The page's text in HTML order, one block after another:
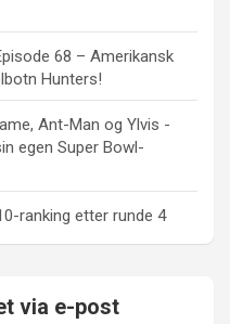
68 – Amerikansk
Hunters!
Ant-Man og Ylvis -
egen Super Bowl-
ranking etter runde 4
via e-post